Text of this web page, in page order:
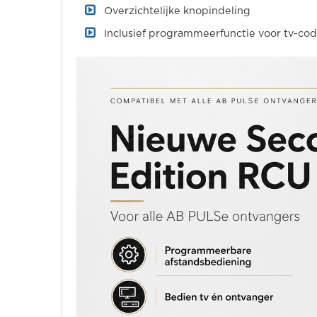
Overzichtelijke knopindeling
Inclusief programmeerfunctie voor tv-